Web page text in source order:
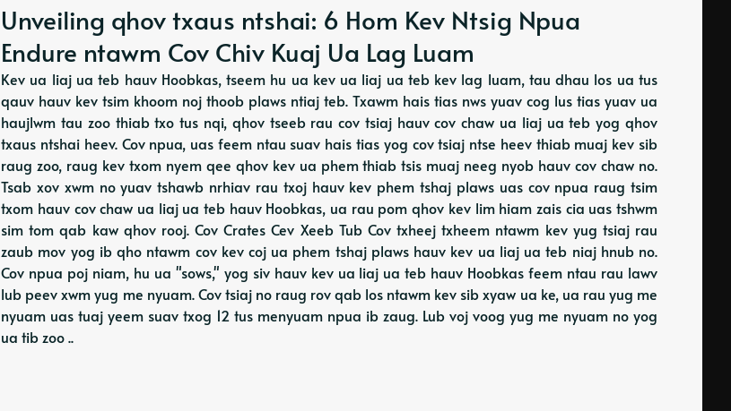
Unveiling qhov txaus ntshai: 6 Hom Kev Ntsig Npua
Endure ntawm Cov Chiv Kuaj Ua Lag Luam
Kev ua liaj ua teb hauv Hoobkas, tseem hu ua kev ua liaj ua teb kev lag luam, tau dhau los ua tus
qauv hauv kev tsim khoom noj thoob plaws ntiaj teb. Txawm hais tias nws yuav cog lus tias yuav ua
haujlwm tau zoo thiab txo tus nqi, qhov tseeb rau cov tsiaj hauv cov chaw ua liaj ua teb yog qhov
txaus ntshai heev. Cov npua, uas feem ntau suav hais tias yog cov tsiaj ntse heev thiab muaj kev sib
raug zoo, raug kev txom nyem qee qhov kev ua phem thiab tsis muaj neeg nyob hauv cov chaw no.
Tsab xov xwm no yuav tshawb nrhiav rau txoj hauv kev phem tshaj plaws uas cov npua raug tsim
txom hauv cov chaw ua liaj ua teb hauv Hoobkas, ua rau pom qhov kev lim hiam zais cia uas tshwm
sim tom qab kaw qhov rooj. Cov Crates Cev Xeeb Tub Cov txheej txheem ntawm kev yug tsiaj rau
zaub mov yog ib qho ntawm cov kev coj ua phem tshaj plaws hauv kev ua liaj ua teb niaj hnub no.
Cov npua poj niam, hu ua "sows," yog siv hauv kev ua liaj ua teb hauv Hoobkas feem ntau rau lawv
lub peev xwm yug me nyuam. Cov tsiaj no raug rov qab los ntawm kev sib xyaw ua ke, ua rau yug me
nyuam uas tuaj yeem suav txog 12 tus menyuam npua ib zaug. Lub voj voog yug me nyuam no yog
ua tib zoo ..